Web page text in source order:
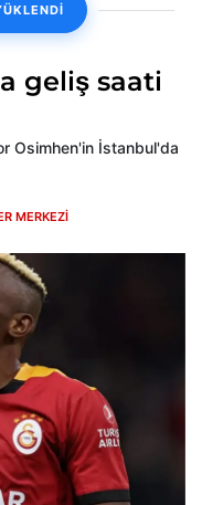
geliş saati
Osimhen'in İstanbul'da
MERKEZİ